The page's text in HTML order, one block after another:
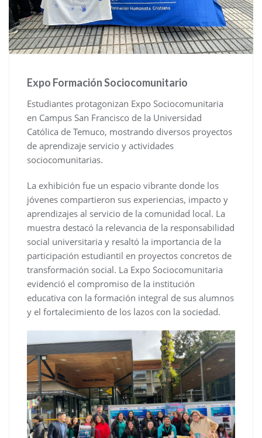
Expo Formación Sociocomunitario
Estudiantes protagonizan Expo Sociocomunitaria
en Campus San Francisco de la Universidad
Católica de Temuco, mostrando diversos proyectos
de aprendizaje servicio y actividades
sociocomunitarias.
La exhibición fue un espacio vibrante donde los
jóvenes compartieron sus experiencias, impacto y
aprendizajes al servicio de la comunidad local. La
muestra destacó la relevancia de la responsabilidad
social universitaria y resaltó la importancia de la
participación estudiantil en proyectos concretos de
transformación social. La Expo Sociocomunitaria
evidenció el compromiso de la institución
educativa con la formación integral de sus alumnos
y el fortalecimiento de los lazos con la sociedad.